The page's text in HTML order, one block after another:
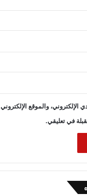
والموقع
في تعليقي.